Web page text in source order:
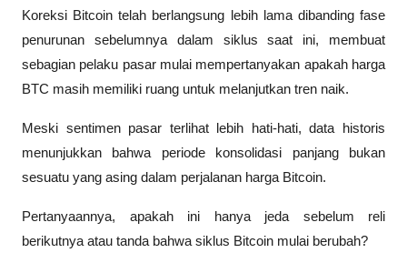
Koreksi Bitcoin telah berlangsung lebih lama dibanding fase
penurunan sebelumnya dalam siklus saat ini, membuat
sebagian pelaku pasar mulai mempertanyakan apakah harga
BTC masih memiliki ruang untuk melanjutkan tren naik.
Meski sentimen pasar terlihat lebih hati-hati, data historis
menunjukkan bahwa periode konsolidasi panjang bukan
sesuatu yang asing dalam perjalanan harga Bitcoin.
Pertanyaannya, apakah ini hanya jeda sebelum reli
berikutnya atau tanda bahwa siklus Bitcoin mulai berubah?